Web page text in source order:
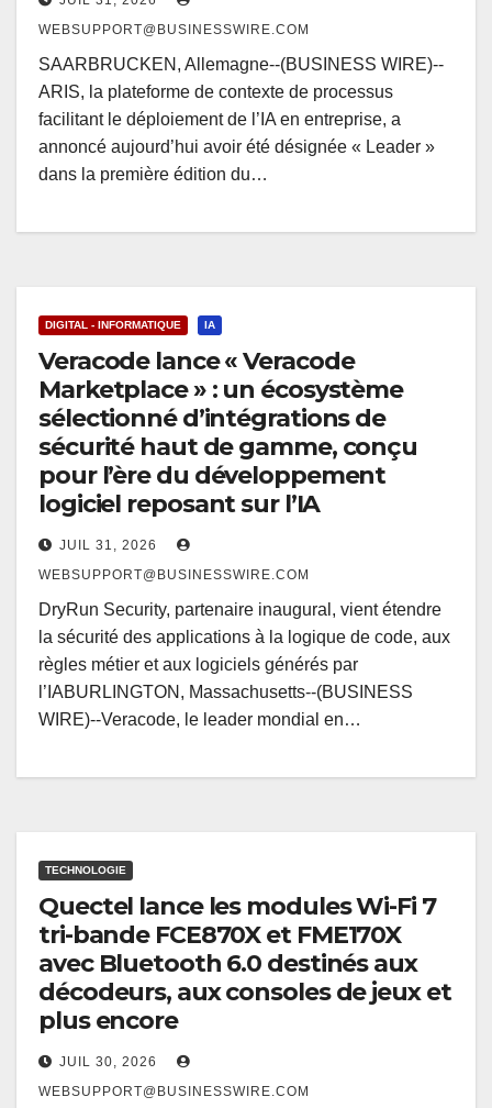
WEBSUPPORT@BUSINESSWIRE.COM
SAARBRUCKEN, Allemagne--(BUSINESS WIRE)--
ARIS, la plateforme de contexte de processus
facilitant le déploiement de l’IA en entreprise, a
annoncé aujourd’hui avoir été désignée « Leader »
dans la première édition du…
DIGITAL - INFORMATIQUE IA
Veracode lance « Veracode
Marketplace » : un écosystème
sélectionné d’intégrations de
sécurité haut de gamme, conçu
pour l’ère du développement
logiciel reposant sur l’IA
JUIL 31, 2026
WEBSUPPORT@BUSINESSWIRE.COM
DryRun Security, partenaire inaugural, vient étendre
la sécurité des applications à la logique de code, aux
règles métier et aux logiciels générés par
l’IABURLINGTON, Massachusetts--(BUSINESS
WIRE)--Veracode, le leader mondial en…
TECHNOLOGIE
Quectel lance les modules Wi-Fi 7
tri-bande FCE870X et FME170X
avec Bluetooth 6.0 destinés aux
décodeurs, aux consoles de jeux et
plus encore
JUIL 30, 2026
WEBSUPPORT@BUSINESSWIRE.COM